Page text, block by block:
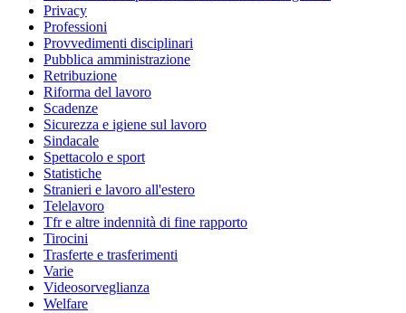
Privacy
Professioni
Provvedimenti disciplinari
Pubblica amministrazione
Retribuzione
Riforma del lavoro
Scadenze
Sicurezza e igiene sul lavoro
Sindacale
Spettacolo e sport
Statistiche
Stranieri e lavoro all'estero
Telelavoro
Tfr e altre indennità di fine rapporto
Tirocini
Trasferte e trasferimenti
Varie
Videosorveglianza
Welfare